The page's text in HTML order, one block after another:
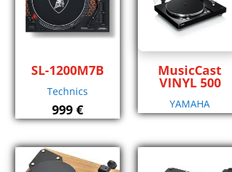
plus
ancien
SL-1200M7B
Technics
999€
MusicCast
VINYL 500
YAMAHA